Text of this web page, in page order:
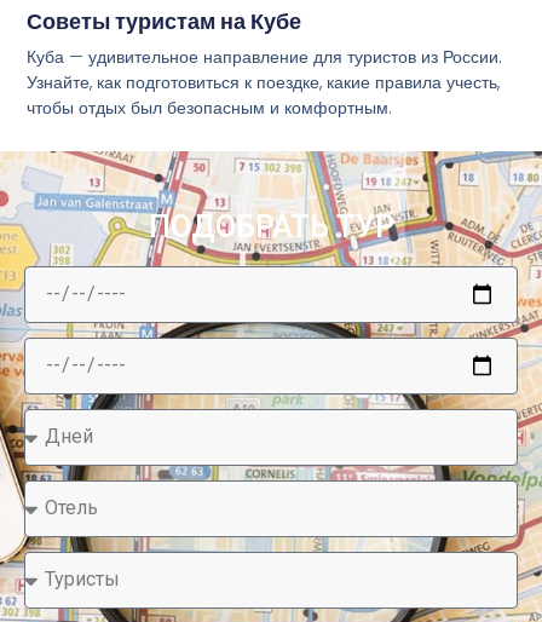
Советы туристам на Кубе
Куба — удивительное направление для туристов из России.
Узнайте, как подготовиться к поездке, какие правила учесть,
чтобы отдых был безопасным и комфортным.
ПОДОБРАТЬ ТУР